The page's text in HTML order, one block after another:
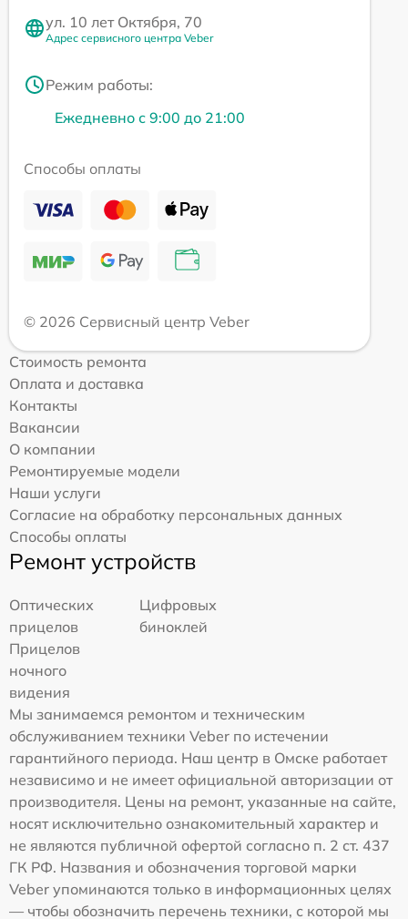
ул. 10 лет Октября, 70
Адрес сервисного центра Veber
Режим работы:
Ежедневно с 9:00 до 21:00
Способы оплаты
© 2026 Сервисный центр Veber
Стоимость ремонта
Оплата и доставка
Контакты
Вакансии
О компании
Ремонтируемые модели
Наши услуги
Согласие на обработку персональных данных
Способы оплаты
Ремонт устройств
Оптических
прицелов
Цифровых
биноклей
Прицелов
ночного
видения
Мы занимаемся ремонтом и техническим
обслуживанием техники Veber по истечении
гарантийного периода. Наш центр в Омске работает
независимо и не имеет официальной авторизации от
производителя. Цены на ремонт, указанные на сайте,
носят исключительно ознакомительный характер и
не являются публичной офертой согласно п. 2 ст. 437
ГК РФ. Названия и обозначения торговой марки
Veber упоминаются только в информационных целях
— чтобы обозначить перечень техники, с которой мы